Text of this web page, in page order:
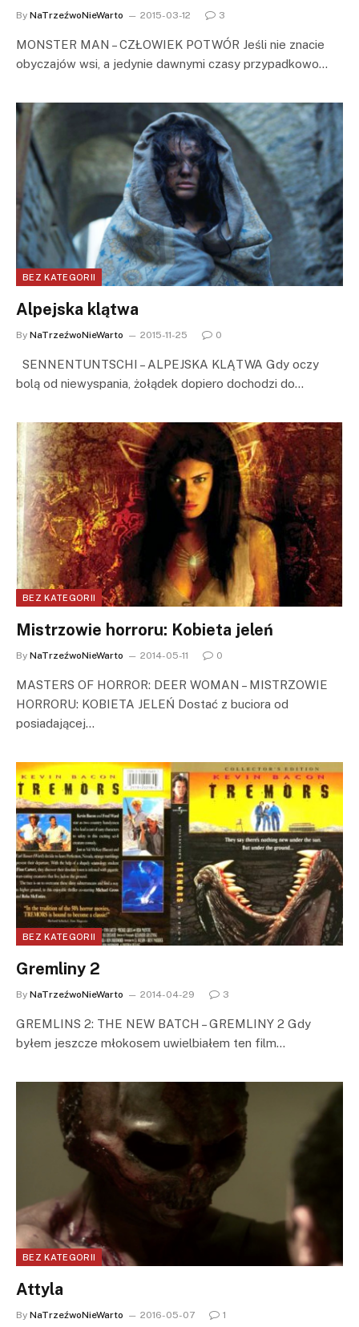
By NaTrzeźwoNieWarto 2015-03-12 3
MONSTER MAN – CZŁOWIEK POTWÓR Jeśli nie znacie
obyczajów wsi, a jedynie dawnymi czasy przypadkowo…
BEZ KATEGORII
Alpejska klątwa
By NaTrzeźwoNieWarto 2015-11-25 0
SENNENTUNTSCHI – ALPEJSKA KLĄTWA Gdy oczy
bolą od niewyspania, żołądek dopiero dochodzi do…
BEZ KATEGORII
Mistrzowie horroru: Kobieta jeleń
By NaTrzeźwoNieWarto 2014-05-11 0
MASTERS OF HORROR: DEER WOMAN – MISTRZOWIE
HORRORU: KOBIETA JELEŃ Dostać z buciora od
posiadającej…
BEZ KATEGORII
Gremliny 2
By NaTrzeźwoNieWarto 2014-04-29 3
GREMLINS 2: THE NEW BATCH – GREMLINY 2 Gdy
byłem jeszcze młokosem uwielbiałem ten film…
BEZ KATEGORII
Attyla
By NaTrzeźwoNieWarto 2016-05-07 1